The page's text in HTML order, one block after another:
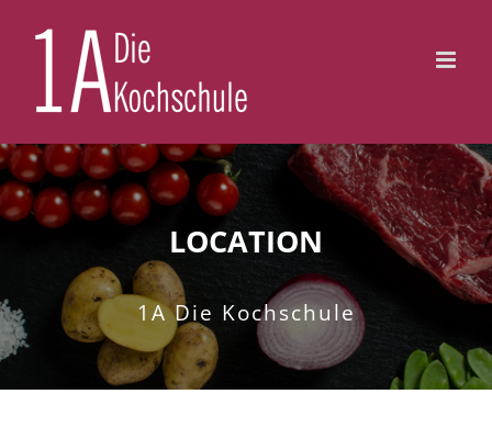
Inhalt
LOCATION
1A Die Kochschule